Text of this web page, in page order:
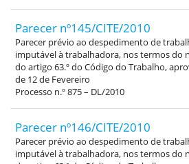
Parecer nº145/CITE/2010
Parecer prévio ao despedimento de
imputável à trabalhadora, nos termos do
do artigo 63.º do Código do Trabalho,
de 12 de Fevereiro
Processo n.º 875 – DL/2010
Parecer nº146/CITE/2010
Parecer prévio ao despedimento de
imputável à trabalhadora, nos termos do